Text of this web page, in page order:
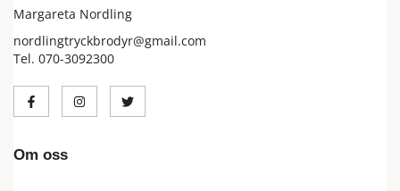
Margareta Nordling
nordlingtryckbrodyr@gmail.com
Tel. 070-3092300
Om oss